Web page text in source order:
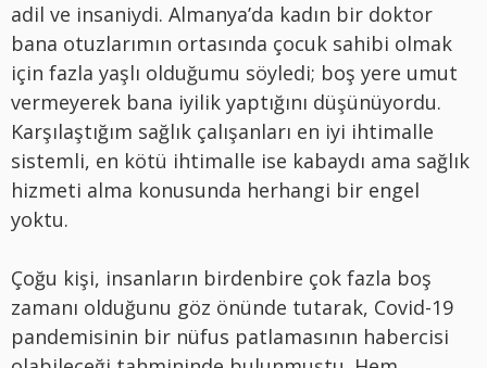
adil ve insaniydi. Almanya’da kadın bir doktor
bana otuzlarımın ortasında çocuk sahibi olmak
için fazla yaşlı olduğumu söyledi; boş yere umut
vermeyerek bana iyilik yaptığını düşünüyordu.
Karşılaştığım sağlık çalışanları en iyi ihtimalle
sistemli, en kötü ihtimalle ise kabaydı ama sağlık
hizmeti alma konusunda herhangi bir engel
yoktu.
Çoğu kişi, insanların birdenbire çok fazla boş
zamanı olduğunu göz önünde tutarak, Covid-19
pandemisinin bir nüfus patlamasının habercisi